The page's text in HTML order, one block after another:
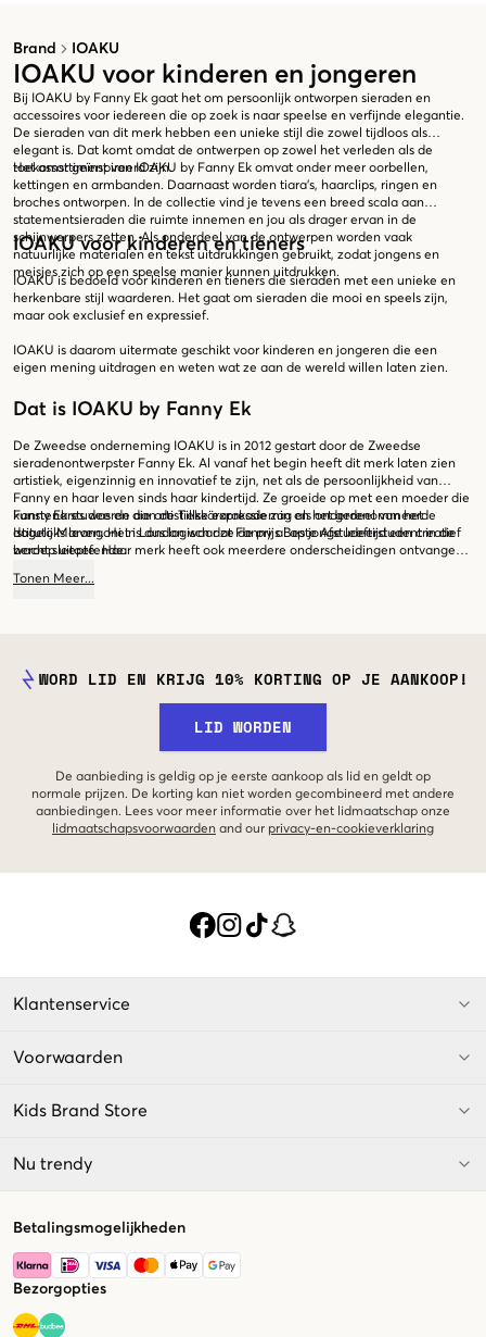
Brand IOAKU
IOAKU voor kinderen en jongeren
Bij IOAKU by Fanny Ek gaat het om persoonlijk ontworpen sieraden en
accessoires voor iedereen die op zoek is naar speelse en verfijnde elegantie.
De sieraden van dit merk hebben een unieke stijl die zowel tijdloos als
elegant is. Dat komt omdat de ontwerpen op zowel het verleden als de
toekomst geïnspireerd zijn.
Het assortiment van IOAKU by Fanny Ek omvat onder meer oorbellen,
kettingen en armbanden. Daarnaast worden tiara’s, haarclips, ringen en
broches ontworpen. In de collectie vind je tevens een breed scala aan
statementsieraden die ruimte innemen en jou als drager ervan in de
schijnwerpers zetten. Als onderdeel van de ontwerpen worden vaak
natuurlijke materialen en tekst uitdrukkingen gebruikt, zodat jongens en
meisjes zich op een speelse manier kunnen uitdrukken.
IOAKU voor kinderen en tieners
IOAKU is bedoeld voor kinderen en tieners die sieraden met een unieke en
herkenbare stijl waarderen. Het gaat om sieraden die mooi en speels zijn,
maar ook exclusief en expressief.
IOAKU is daarom uitermate geschikt voor kinderen en jongeren die een
eigen mening uitdragen en weten wat ze aan de wereld willen laten zien.
Dat is IOAKU by Fanny Ek
De Zweedse onderneming IOAKU is in 2012 gestart door de Zweedse
sieradenontwerpster Fanny Ek. Al vanaf het begin heeft dit merk laten zien
artistiek, eigenzinnig en innovatief te zijn, net als de persoonlijkheid van
Fanny en haar leven sinds haar kindertijd. Ze groeide op met een moeder die
kunstenares was en die artistieke expressie zag als onderdeel van het
dagelijks leven. Het is dus logisch dat Fanny al op jonge leeftijd een creatief
beroep uitoefende.
Fanny Ek studeerde aan de Tillskärarakademin en het gerenommeerde
Istituto Marangoni in London waar ze de prijs Beste Afstudeerstudent in de
wacht sleepte. Haar merk heeft ook meerdere onderscheidingen ontvangen.
die mensen kunnen dragen, in vervulling laten komen.
Tonen Meer...
WORD LID EN KRIJG 10% KORTING OP JE AANKOOP!
LID WORDEN
De aanbieding is geldig op je eerste aankoop als lid en geldt op
normale prijzen. De korting kan niet worden gecombineerd met andere
aanbiedingen. Lees voor meer informatie over het lidmaatschap onze
lidmaatschapsvoorwaarden and our privacy-en-cookieverklaring
Klantenservice
Voorwaarden
Kids Brand Store
Nu trendy
Betalingsmogelijkheden
Bezorgopties